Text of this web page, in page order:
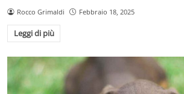
Rocco Grimaldi Febbraio 18, 2025
Leggi di più